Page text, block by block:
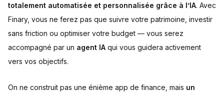
totalement automatisée et personnalisée grâce à l’IA. Avec
Finary, vous ne ferez pas que suivre votre patrimoine, investir
sans friction ou optimiser votre budget — vous serez
accompagné par un agent IA qui vous guidera activement
vers vos objectifs.
On ne construit pas une énième app de finance, mais un